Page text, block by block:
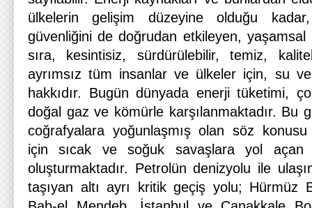
ülkelerin gelişim düzeyine olduğu
güvenliğini de doğrudan etkileyen, yaşamsal
sıra, kesintisiz, sürdürülebilir, temiz,
ayrımsız tüm insanlar ve ülkeler için, su
hakkıdır. Bugün dünyada enerji tüketimi,
doğal gaz ve kömürle karşılanmaktadır. Bu
coğrafyalara yoğunlaşmış olan söz
için sıcak ve soğuk savaşlara yol açan
oluşturmaktadır. Petrolün denizyolu ile
taşıyan altı ayrı kritik geçiş yolu; Hürmüz